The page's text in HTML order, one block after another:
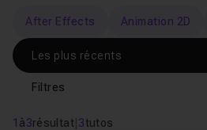
After Effects Animation 2D
1 à3résultat| 3tutos
Filtres